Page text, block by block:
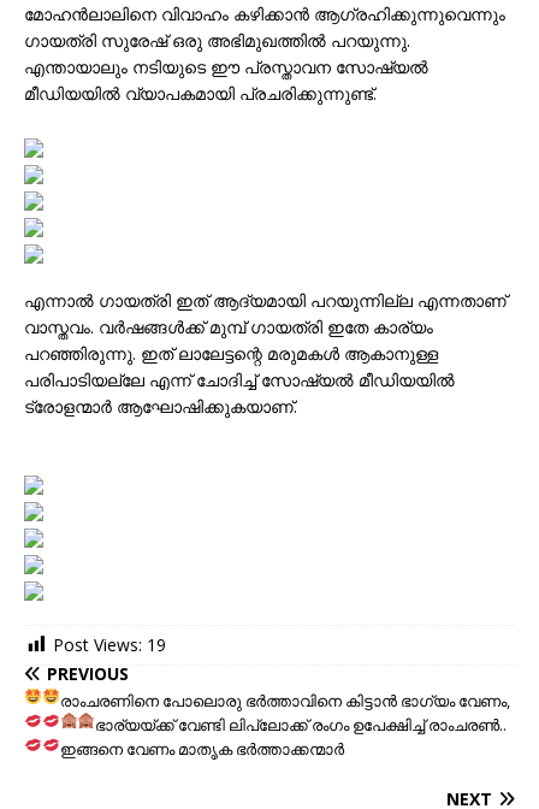
മോഹൻലാലിനെ വിവാഹം കഴിക്കാൻ ആഗ്രഹിക്കുന്നുവെന്നും
ഗായത്രി സുരേഷ് ഒരു അഭിമുഖത്തിൽ പറയുന്നു.
എന്തായാലും നടിയുടെ ഈ പ്രസ്താവന സോഷ്യൽ
മീഡിയയിൽ വ്യാപകമായി പ്രചരിക്കുന്നുണ്ട്.
എന്നാൽ ഗായത്രി ഇത് ആദ്യമായി പറയുന്നില്ല എന്നതാണ്
വാസ്തവം. വർഷങ്ങൾക്ക് മുമ്പ് ഗായത്രി ഇതേ കാര്യം
പറഞ്ഞിരുന്നു. ഇത് ലാലേട്ടന്റെ മരുമകൾ ആകാനുള്ള
പരിപാടിയല്ലേ എന്ന് ചോദിച്ച് സോഷ്യൽ മീഡിയയിൽ
ട്രോളന്മാർ ആഘോഷിക്കുകയാണ്.
Post Views: 19
PREVIOUS
രാംചരണിനെ പോലൊരു ഭർത്താവിനെ കിട്ടാൻ ഭാഗ്യം വേണം,
ഭാര്യയ്ക്ക് വേണ്ടി ലിപ്‌ലോക്ക്രംഗം ഉപേക്ഷിച്ച് രാംചരൺ..
ഇങ്ങനെ വേണം മാതൃക ഭര്‍ത്താക്കന്മാര്‍
NEXT